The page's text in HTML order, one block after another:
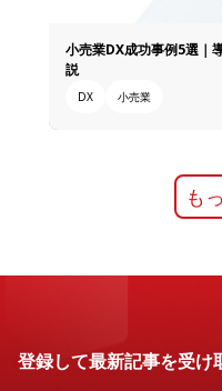
小売業DX成功事例5選｜
説
DX 小売業
も
登録して最新記事を受け